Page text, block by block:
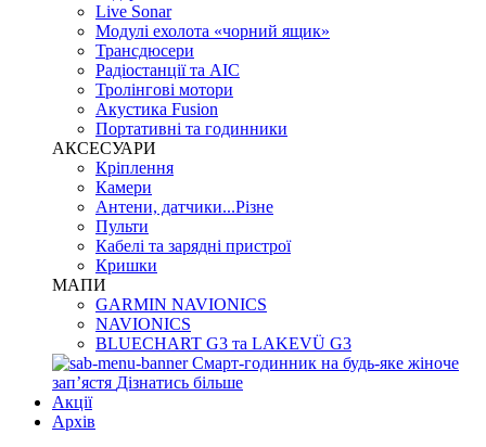
Live Sonar
Модулі ехолота «чорний ящик»
Трансдюсери
Радіостанції та АІС
Тролінгові мотори
Акустика Fusion
Портативні та годинники
АКСЕСУАРИ
Кріплення
Камери
Антени, датчики...Різне
Пульти
Кабелі та зарядні пристрої
Кришки
МАПИ
GARMIN NAVIONICS
NAVIONICS
BLUECHART G3 та LAKEVÜ G3
Смарт-годинник на будь-яке жіноче
запʼястя Дізнатись більше
Акції
Архів